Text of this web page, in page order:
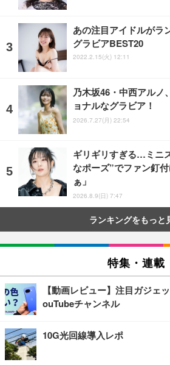
あの注目アイドルがラ
グラビアBEST20
2022.2.15(火) 12:11
乃木坂46・中西アルノ
ョナルなグラビア！
2026.7.27(月) 22:54
ギリギリすぎる…ミニ
なポーズ”でファン釘
ぁ」
2026.8.9(日) 7:47
ランキングをもっと
特集・連載
【動画レビュー】注目ガジェ
ouTubeチャンネル
10G光回線導入レポ